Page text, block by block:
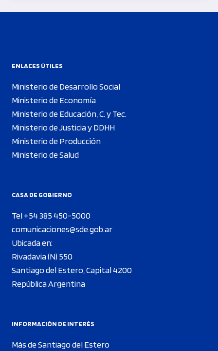
ENLACES ÚTILES
Ministerio de Desarrollo Social
Ministerio de Economía
Ministerio de Educación, C. y Tec.
Ministerio de Justicia y DDHH
Ministerio de Producción
Ministerio de Salud
CASA DE GOBIERNO
Tel +54 385 450-5000
comunicaciones@sde.gob.ar
Ubicada en:
Rivadavia (N) 550
Santiago del Estero, Capital 4200
República Argentina
INFORMACIÓN DE INTERÉS
Más de Santiago del Estero